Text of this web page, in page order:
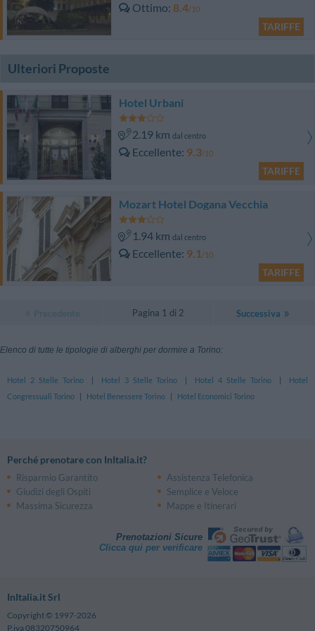
Ottimo 8.4/10
TARIFFE
Ulteriori Proposte
Hotel Urbani
2.19 km dal centro
Eccellente 9.3/10
TARIFFE
Mozart Hotel Dogana Vecchia
1.94 km dal centro
Eccellente 9.1/10
TARIFFE
Pagina 1 di 2 Successiva
Elenco di tutte le tipologie di alberghi per dormire a Torino:
Hotel 2 Stelle Torino Hotel 3 Stelle Torino Hotel 4 Stelle Torino
Hotel
Congressuali Torino
Hotel Benessere Torino Hotel Economici Torino
Perché prenotare con InItalia.it?
Risparmio Garantito
Assistenza Telefonica
Giudizi degli Ospiti
Semplice e Veloce
Massima Sicurezza
Mappe e Itinerari
Prenotazioni Sicure
Clicca qui per verificare
InItalia.it Srl
Copyright © 1997-2026
P.iva 08320750964